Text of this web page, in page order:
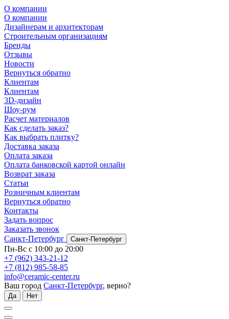
О компании
О компании
Дизайнерам и архитекторам
Строительным организациям
Бренды
Отзывы
Новости
Вернуться обратно
Клиентам
Клиентам
3D-дизайн
Шоу-рум
Расчет материалов
Как сделать заказ?
Как выбрать плитку?
Доставка заказа
Оплата заказа
Оплата банковской картой онлайн
Возврат заказа
Статьи
Розничным клиентам
Вернуться обратно
Контакты
Задать вопрос
Заказать звонок
Санкт-Петербург
Санкт-Петербург
Пн-Вс с 10:00 до 20:00
+7 (962) 343-21-12
+7 (812) 985-58-85
info@ceramic-center.ru
Ваш город Санкт-Петербург, верно?
Да Нет